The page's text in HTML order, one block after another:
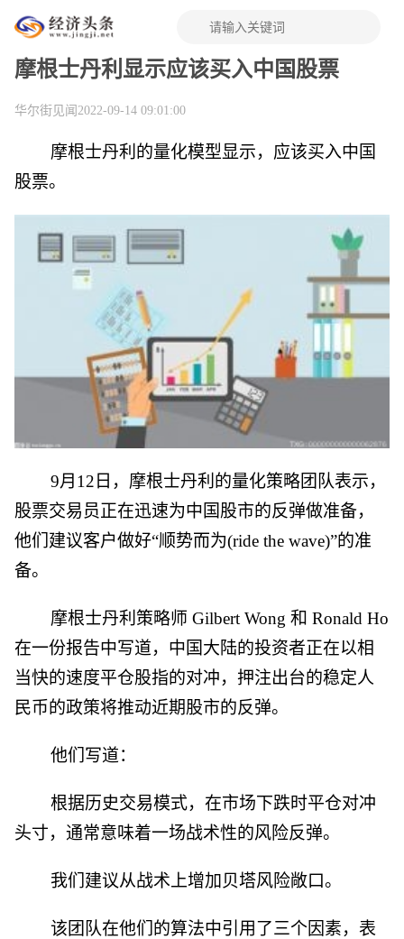
摩根士丹利显示应该买入中国股票
2022-09-14 09:01:00
华尔街见闻
摩根士丹利的量化模型显示，应该买入中国
股票。
9月12日，摩根士丹利的量化策略团队表示，
股票交易员正在迅速为中国股市的反弹做准备，
他们建议客户做好“顺势而为(ride the wave)”的准
备。
摩根士丹利策略师 Gilbert Wong 和 Ronald Ho
在一份报告中写道，中国大陆的投资者正在以相
当快的速度平仓股指的对冲，押注出台的稳定人
民币的政策将推动近期股市的反弹。
他们写道：
根据历史交易模式，在市场下跌时平仓对冲
头寸，通常意味着一场战术性的风险反弹。
我们建议从战术上增加贝塔风险敞口。
该团队在他们的算法中引用了三个因素，表